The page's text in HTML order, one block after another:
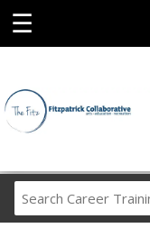
☰